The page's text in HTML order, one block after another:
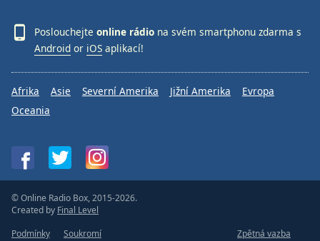
Poslouchejte online rádio na svém smartphonu zdarma s
Android or iOS aplikací!
Afrika Asie Severní Amerika Jižní Amerika
Evropa
Oceania
© Online Radio Box, 2015-2026.
Created by Final Level
Podmínky
Soukromí
Zpětná vazba